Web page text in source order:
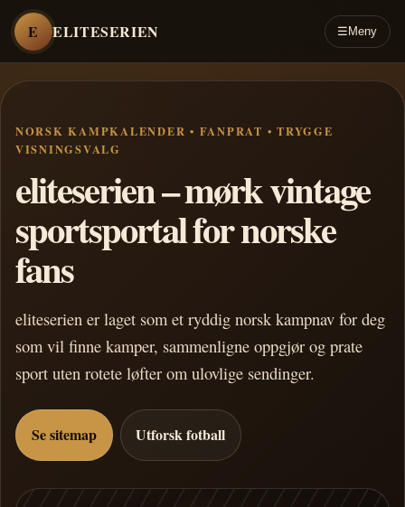
E ELITESERIEN ☰ Meny
NORSK KAMPKALENDER • FANPRAT • TRYGGE
VISNINGSVALG
eliteserien – mørk vintage
sportsportal for norske
fans
eliteserien er laget som et ryddig norsk kampnav for deg
som vil finne kamper, sammenligne oppgjør og prate
sport uten rotete løfter om ulovlige sendinger.
Se sitemap Utforsk fotball